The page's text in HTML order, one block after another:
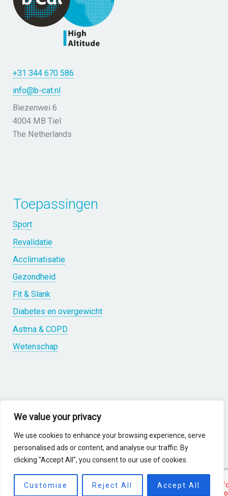
We value your privacy
We use cookies to enhance your browsing experience, serve
personalised ads or content, and analyse our traffic. By
clicking "Accept All", you consent to our use of cookies.
Customise Reject All Accept All
+31 344 670 586
info@b-cat.nl
Biezenwei 6
4004 MB Tiel
The Netherlands
Toepassingen
Sport
Revalidatie
Acclimatisatie
Gezondheid
Fit & Slank
Diabetes en overgewicht
Astma & COPD
Wetenschap
Over ons
Over B-CAT
Trainingsmethoden
Referenties